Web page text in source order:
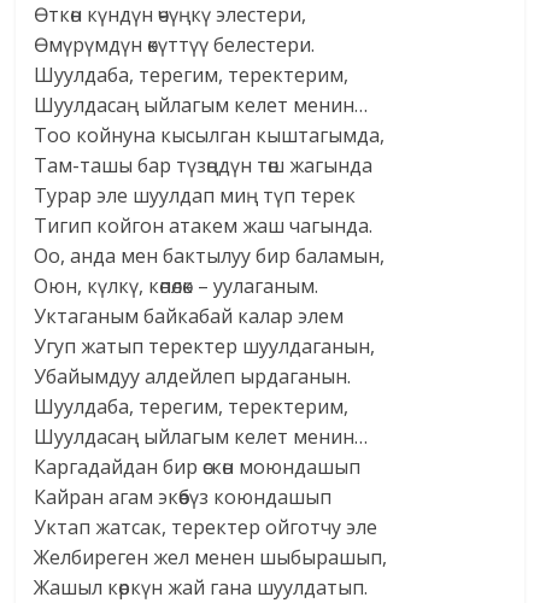
Өткөн күндүн өчүңкү элестери,
Өмүрүмдүн өкүттүү белестери.
Шуулдаба, терегим, теректерим,
Шуулдасаң ыйлагым келет менин…
Тоо койнуна кысылган кыштагымда,
Там-ташы бар түзөңдүн төш жагында
Турар эле шуулдап миң түп терек
Тигип койгон атакем жаш чагында.
Оо, анда мен бактылуу бир баламын,
Оюн, күлкү, көпөлөк – уулаганым.
Уктаганым байкабай калар элем
Угуп жатып теректер шуулдаганын,
Убайымдуу алдейлеп ырдаганын.
Шуулдаба, терегим, теректерим,
Шуулдасаң ыйлагым келет менин…
Каргадайдан бир өскөн моюндашып
Кайран агам экөөбүз коюндашып
Уктап жатсак, теректер ойготчу эле
Желбиреген жел менен шыбырашып,
Жашыл көркүн жай гана шуулдатып.